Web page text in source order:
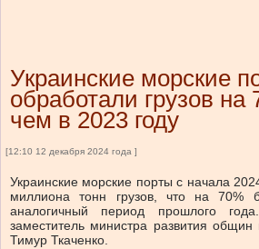
Украинские морские
обработали грузов
чем в 2023 году
[12:10 12 декабря 2024 года ]
Украинские морские порты с начала
миллиона тонн грузов, что на 70%
аналогичный период прошлого
заместитель министра развития
Тимур Ткаченко.